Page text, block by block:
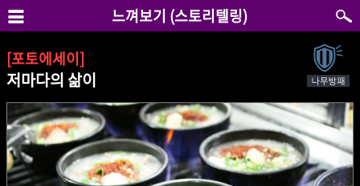
느껴보기 (스토리텔링)
[포토에세이]
저마다의 삶이